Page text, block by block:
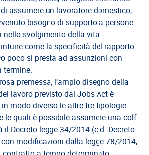
di assumere un lavoratore domestico,
bisogno di supporto a persone
nello svolgimento della vita
come la specificità del rapporto
poco si presta ad assunzioni con
termine.
premessa, l’ampio disegno della
lavoro previsto dal Jobs Act è
modo diverso le altre tre tipologie
le quali è possibile assumere una colf
il Decreto legge 34/2014 (c.d. Decreto
modificazioni dalla legge 78/2014,